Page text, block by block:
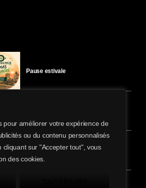
pour améliorer votre expérience de
ou du contenu personnalisés
cliquant sur "Accepter tout", vous
des cookies.
share
email
Pause estivale
Ici l’Ombre – mardi 28 juillet